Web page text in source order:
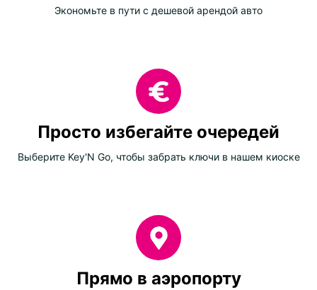
Экономьте в пути с дешевой арендой авто
Просто избегайте очередей
Выберите Key'N Go, чтобы забрать ключи в нашем киоске
Прямо в аэропорту